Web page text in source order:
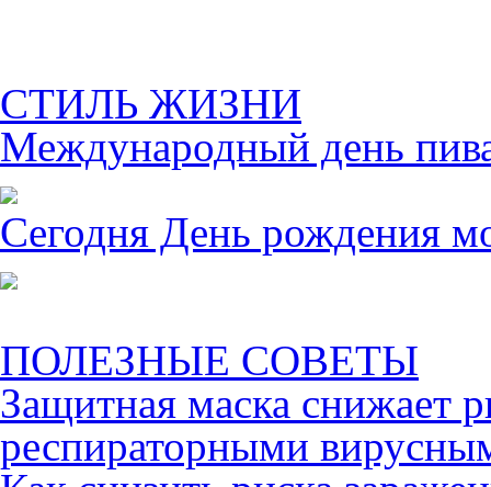
СТИЛЬ ЖИЗНИ
Международный день
Сегодня День рождения
ПОЛЕЗНЫЕ СОВЕТЫ
Защитная маска снижает
респираторными